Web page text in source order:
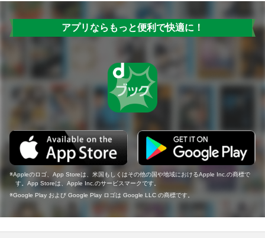
アプリならもっと便利で快適に！
Appleのロゴ、App Storeは、米国もしくはその他の国や地域におけるApple Inc.の商標で
す。App Storeは、Apple Inc.のサービスマークです。
Google Play および Google Play ロゴは Google LLC の商標です。